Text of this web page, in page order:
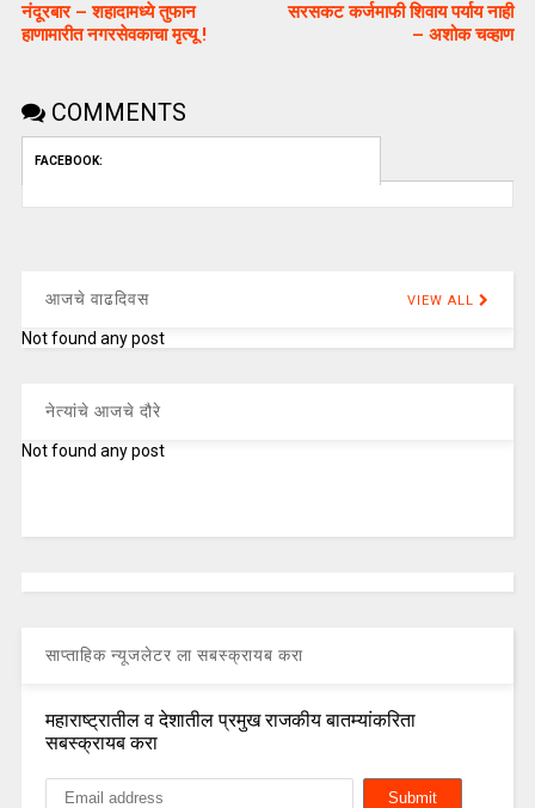
नंदूरबार – शहादामध्ये तुफान
हाणामारीत नगरसेवकाचा मृत्यू !
सरसकट कर्जमाफी शिवाय पर्याय नाही
– अशोक चव्हाण
COMMENTS
FACEBOOK:
आजचे वाढदिवस VIEW ALL
Not found any post
नेत्यांचे आजचे दौरे
Not found any post
साप्ताहिक न्यूजलेटर ला सबस्क्रायब करा
महाराष्ट्रातील व देशातील प्रमुख राजकीय बातम्यांकरिता
सबस्क्रायब करा